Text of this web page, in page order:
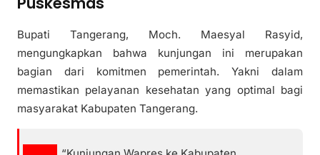
Bupati Tangerang, Moch. Maesyal Rasyid,
mengungkapkan bahwa kunjungan ini merupakan
bagian dari komitmen pemerintah. Yakni dalam
memastikan pelayanan kesehatan yang optimal bagi
masyarakat Kabupaten Tangerang.